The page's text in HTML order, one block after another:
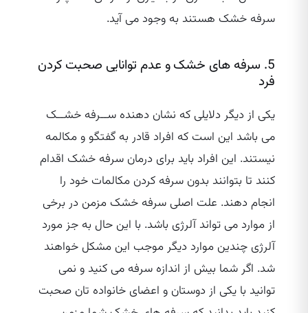
سرفه خشک هستند به وجود می ‌آید.
5. سرفه های خشک و عدم توانایی صحبت کردن
فرد
یکی از دیگر دلایلی که نشان دهنده ســرفه خشــک
می‌ باشد این است که افراد قادر به گفتگو و مکالمه
نیستند. این افراد باید برای درمان سرفه خشک اقدام
کنند تا بتوانند بدون سرفه کردن مکالمات خود را
انجام دهند. علت اصلی سرفه خشک مزمن در برخی
از موارد می تواند آلرژی باشد. با این حال به جز مورد
آلرژی چندین موارد دیگر موجب این مشکل خواهند
شد. اگر شما بیش از اندازه سرفه می کنید و نمی
توانید با یکی از دوستان و اعضای خانواده تان صحبت